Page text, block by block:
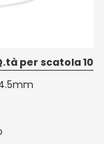
per scatola 10